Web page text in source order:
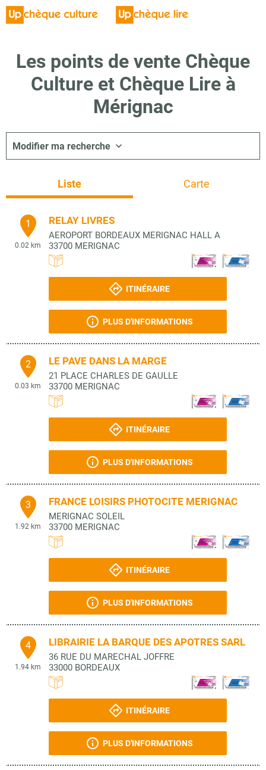
Les points de vente Chèque
Culture et Chèque Lire à
Mérignac
Modifier ma recherche
Liste Carte
1
0.02 km
RELAY LIVRES
AEROPORT BORDEAUX MERIGNAC HALL A
33700 MERIGNAC
ITINÉRAIRE
PLUS D'INFORMATIONS
2
0.03 km
LE PAVE DANS LA MARGE
21 PLACE CHARLES DE GAULLE
33700 MERIGNAC
ITINÉRAIRE
PLUS D'INFORMATIONS
3
1.92 km
FRANCE LOISIRS PHOTOCITE MERIGNAC
MERIGNAC SOLEIL
33700 MERIGNAC
ITINÉRAIRE
PLUS D'INFORMATIONS
4
1.94 km
LIBRAIRIE LA BARQUE DES APOTRES SARL
36 RUE DU MARECHAL JOFFRE
33000 BORDEAUX
ITINÉRAIRE
PLUS D'INFORMATIONS